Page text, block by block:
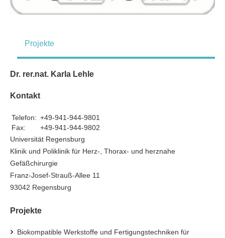
Projekte
Dr. rer.nat. Karla Lehle
Kontakt
Telefon: +49-941-944-9801
Fax:
+49-941-944-9802
Universität Regensburg
Klinik und Poliklinik für Herz-, Thorax- und herznahe
Gefäßchirurgie
Franz-Josef-Strauß-Allee 11
93042 Regensburg
Projekte
Biokompatible Werkstoffe und Fertigungstechniken für